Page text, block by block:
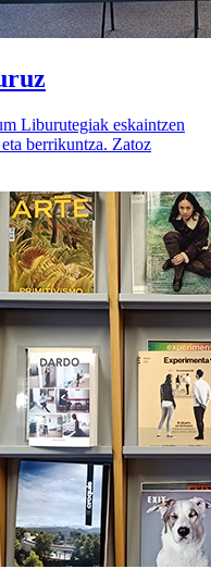
Liburutegiak eskaintzen
berrikuntza. Zatoz